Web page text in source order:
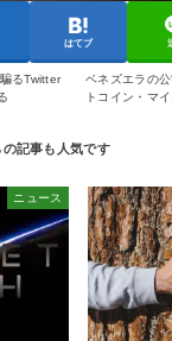
はてブ
るTwitter
ベネズエラの
トコイン・マ
ニュース